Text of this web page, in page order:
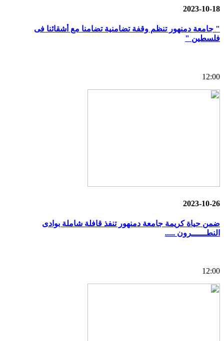
2023-10-18
" جامعة دمنهور تنظم وقفة تضامنية تضامنا مع أشقائنا فى
فلسطين "
12:00
2023-10-26
ضمن حياة كريمة جامعة دمنهور تنفذ قافلة شاملة بوادى
النطــــــرون .....
12:00